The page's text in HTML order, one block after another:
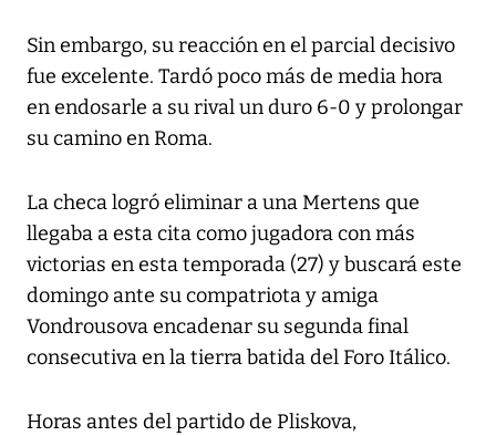
Sin embargo, su reacción en el parcial decisivo
fue excelente. Tardó poco más de media hora
en endosarle a su rival un duro 6-0 y prolongar
su camino en Roma.
La checa logró eliminar a una Mertens que
llegaba a esta cita como jugadora con más
victorias en esta temporada (27) y buscará este
domingo ante su compatriota y amiga
Vondrousova encadenar su segunda final
consecutiva en la tierra batida del Foro Itálico.
Horas antes del partido de Pliskova,